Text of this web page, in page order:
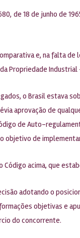
de 18 de junho de
e, na falta
Propriedade Industrial
o Brasil estava
aprovação de
de Auto-
objetivo de
Código acima, que
adotando o
objetivas e
do concorrente.